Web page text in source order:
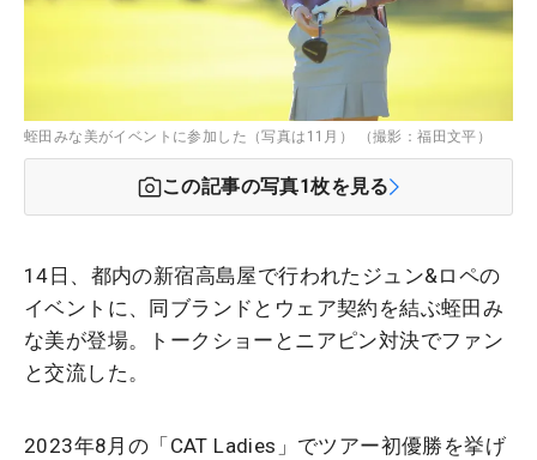
蛭田みな美がイベントに参加した（写真は11月） （撮影：福田文平）
この記事の写真1枚を見る
14日、都内の新宿高島屋で行われたジュン&ロペの
イベントに、同ブランドとウェア契約を結ぶ蛭田み
な美が登場。トークショーとニアピン対決でファン
と交流した。
2023年8月の「CAT Ladies」でツアー初優勝を挙げ